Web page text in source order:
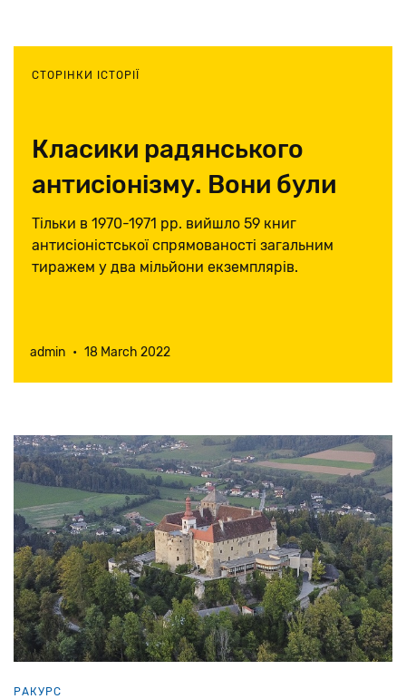
СТОРІНКИ ІСТОРІЇ
Класики радянського
антисіонізму. Вони були
першими
Тільки в 1970-1971 рр. вийшло 59 книг
антисіоністської спрямованості загальним
тиражем у два мільйони екземплярів.
admin • 18 March 2022
РАКУРС